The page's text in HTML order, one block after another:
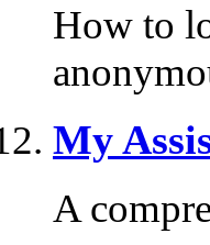
How to
My
A